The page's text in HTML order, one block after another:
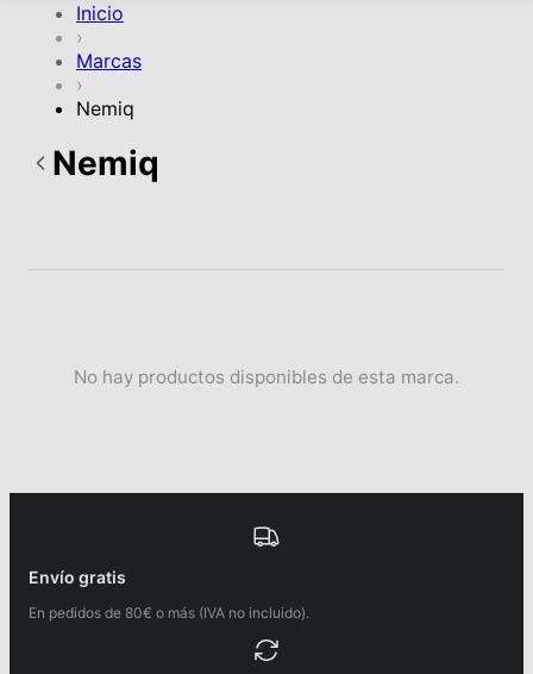
Inicio
›
Marcas
›
Nemiq
Nemiq
No hay productos disponibles de esta marca.
Envío gratis
En pedidos de 80€ o más (IVA no incluido).